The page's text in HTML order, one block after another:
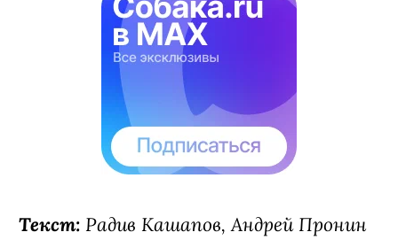
Текст: Радив Кашапов, Андрей Пронин